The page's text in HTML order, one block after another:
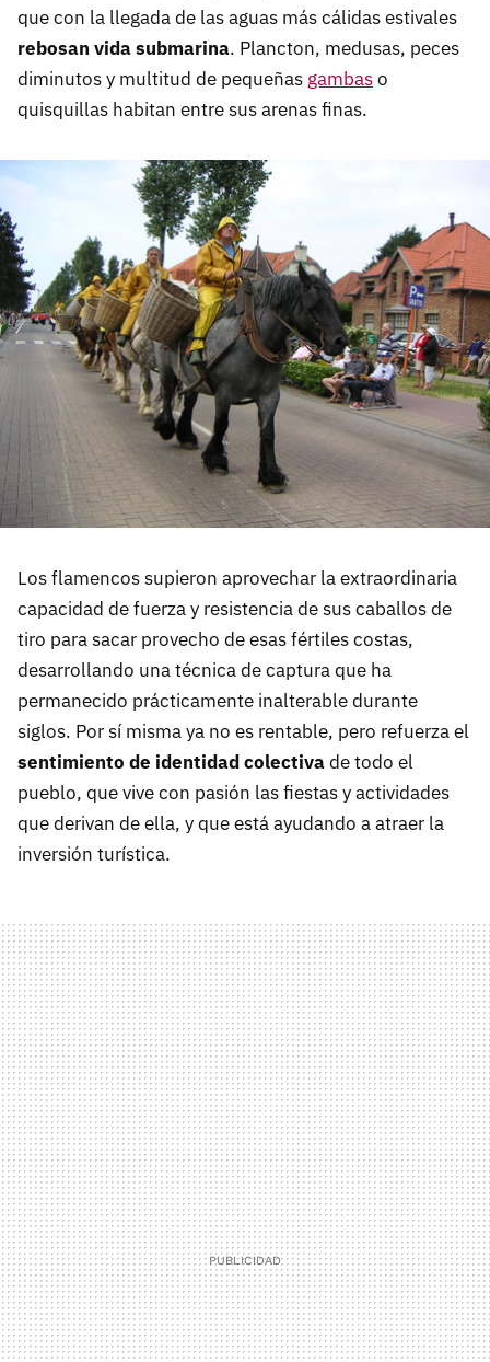
que con la llegada de las aguas más cálidas estivales
rebosan vida submarina. Plancton, medusas, peces
diminutos y multitud de pequeñas gambaso
quisquillas habitan entre sus arenas finas.
Los flamencos supieron aprovechar la extraordinaria
capacidad de fuerza y resistencia de sus caballos de
tiro para sacar provecho de esas fértiles costas,
desarrollando una técnica de captura que ha
permanecido prácticamente inalterable durante
siglos. Por sí misma ya no es rentable, pero refuerza el
sentimiento de identidad colectivade todo el
pueblo, que vive con pasión las fiestas y actividades
que derivan de ella, y que está ayudando a atraer la
inversión turística.